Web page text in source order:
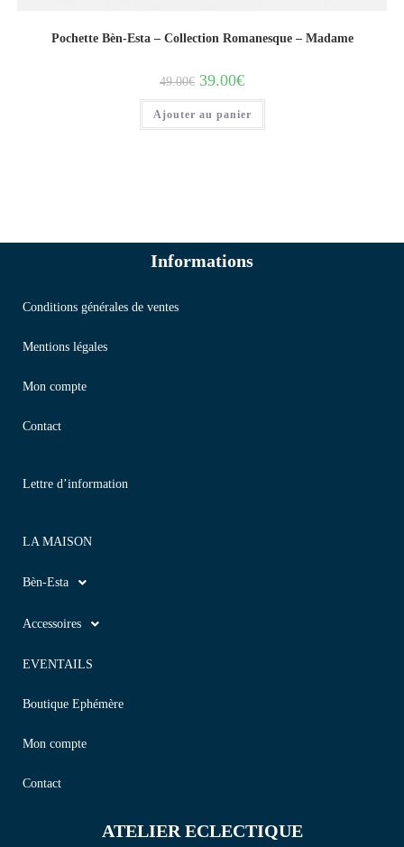
Pochette Bèn-Esta – Collection Romanesque – Madame
49.00€ 39.00€
Ajouter au panier
Informations
Conditions générales de ventes
Mentions légales
Mon compte
Contact
Lettre d’information
LA MAISON
Bèn-Esta
Accessoires
EVENTAILS
Boutique Ephémère
Mon compte
Contact
ATELIER ECLECTIQUE